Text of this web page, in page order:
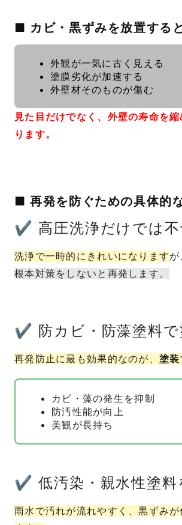
■ カビ・黒ずみを放置する
外観が一気に古く見える
塗膜劣化が加速する
外壁材そのものが傷む
見た目だけでなく、外壁の寿命を
ります。
■ 再発を防ぐための具体的
✔ 高圧洗浄だけでは不
洗浄で一時的にきれいになりますが
根本対策をしないと再発します。
✔ 防カビ・防藻塗料で
再発防止に最も効果的なのが、 塗装
カビ・藻の発生を抑制
防汚性能が向上
美観が長持ち
✔ 低汚染・親水性塗料
雨水で汚れが流れやすく、黒ずみが